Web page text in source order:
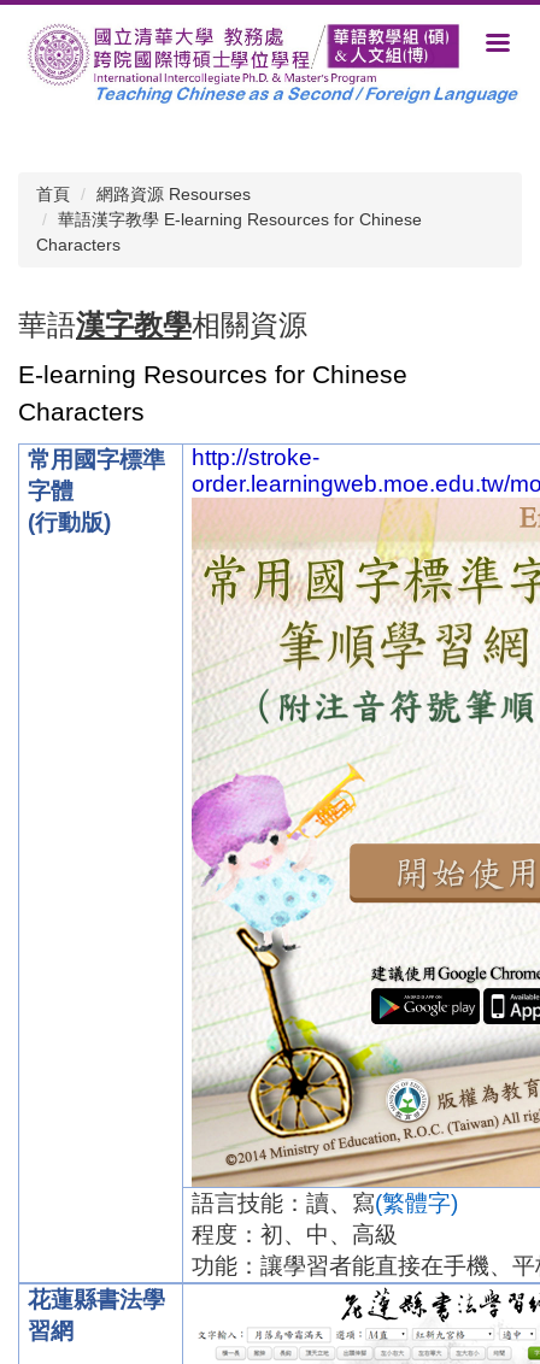
首頁
網路資源 Resourses
華語漢字教學 E-learning Resources for Chinese
Characters
華語漢字教學相關資源
E-learning Resources for Chinese
Characters
常用國字標準
字體
(行動版)
http://stroke-
order.learningweb.moe.edu.tw/
語言技能：讀、寫(繁體字)
程度：初、中、高級
功能：讓學習者能直接在手機、
花蓮縣書法學
習網